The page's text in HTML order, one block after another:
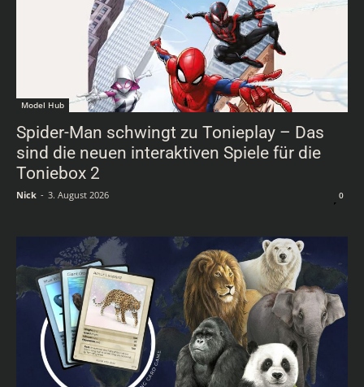
Model Hub
Spider-Man schwingt zu Tonieplay – Das
sind die neuen interaktiven Spiele für die
Toniebox 2
Nick - 3. August 2026 0